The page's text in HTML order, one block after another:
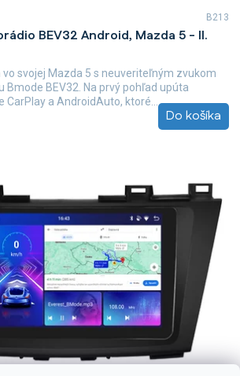
BEV32 Android, Mazda 5 - II.
Do košíka
svojej Mazda 5 s neuveriteľným zvukom
Bmode BEV32. Na prvý pohľad upúta
a AndroidAuto, ktoré...
B213